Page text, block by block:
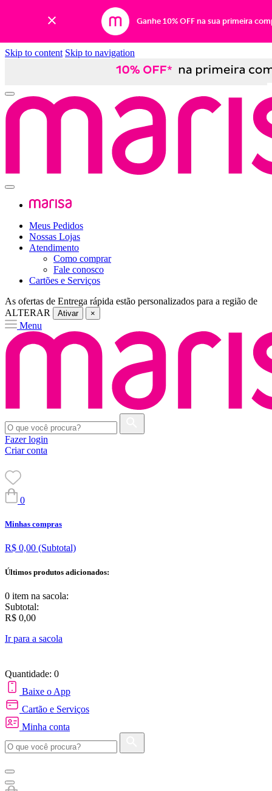
Ganhe 10% OFF na sua primeira
Skip to content Skip to navigation
Meus Pedidos
Nossas Lojas
Atendimento
Como comprar
Fale conosco
Cartões e Serviços
As ofertas de Entrega rápida estão personalizados para a região de
ALTERAR
Ativar ×
Menu
Fazer login
Criar conta
0
Minhas compras
R$ 0,00 (Subtotal)
Últimos produtos adicionados:
0 item na sacola:
Subtotal:
R$ 0,00
Ir para a sacola
Quantidade: 0
Baixe o App
Cartão e Serviços
Minha conta